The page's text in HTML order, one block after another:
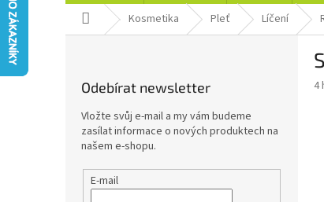
Domů Kosmetika Pleť Líčení
Odebírat newsletter
Vložte svůj e-mail a my vám budeme
zasílat informace o nových produktech na
našem e-shopu.
E-mail
4